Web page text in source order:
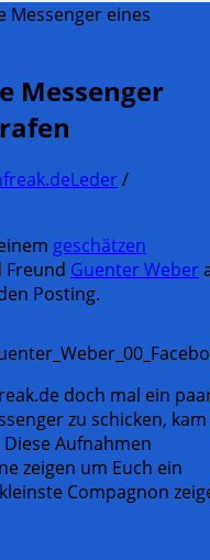
Messenger eines
Messenger
Leder /
geschätzen
Freund Guenter Weber
Posting.
doch mal ein
zu schicken, kam
Aufnahmen
zeigen um Euch ein
Compagnon